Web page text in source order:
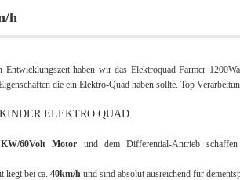
h
Entwicklungszeit haben wir das Elektroquad Farmer
die ein Elektro-Quad haben sollte. Top
ELEKTRO QUAD.
60Volt Motor und dem Differential-Antrieb
liegt bei ca. 40km/h und sind absolut ausreichend für